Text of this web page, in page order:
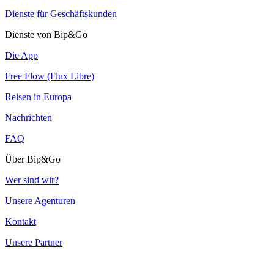
Dienste für Geschäftskunden
Dienste von Bip&Go
Die App
Free Flow (Flux Libre)
Reisen in Europa
Nachrichten
FAQ
Über Bip&Go
Wer sind wir?
Unsere Agenturen
Kontakt
Unsere Partner